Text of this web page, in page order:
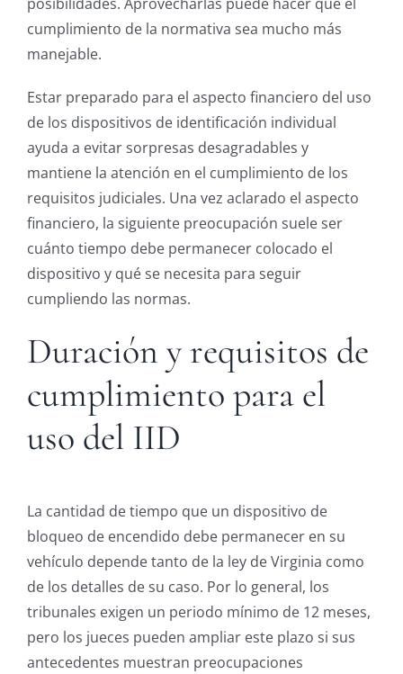
cumplimiento de la normativa sea mucho más
manejable.
Estar preparado para el aspecto financiero del uso
de los dispositivos de identificación individual
ayuda a evitar sorpresas desagradables y
mantiene la atención en el cumplimiento de los
requisitos judiciales. Una vez aclarado el aspecto
financiero, la siguiente preocupación suele ser
cuánto tiempo debe permanecer colocado el
dispositivo y qué se necesita para seguir
cumpliendo las normas.
Duración y requisitos de
cumplimiento para el
uso del IID
La cantidad de tiempo que un dispositivo de
bloqueo de encendido debe permanecer en su
vehículo depende tanto de la ley de Virginia como
de los detalles de su caso. Por lo general, los
tribunales exigen un periodo mínimo de 12 meses,
pero los jueces pueden ampliar este plazo si sus
antecedentes muestran preocupaciones